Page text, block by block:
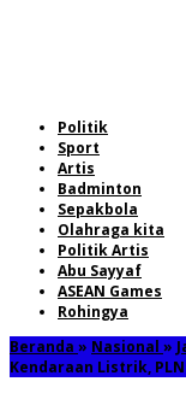
Politik
Sport
Artis
Badminton
Sepakbola
Olahraga kita
Politik Artis
Abu Sayyaf
ASEAN Games
Rohingya
Beranda » Nasional »
Kendaraan Listrik,